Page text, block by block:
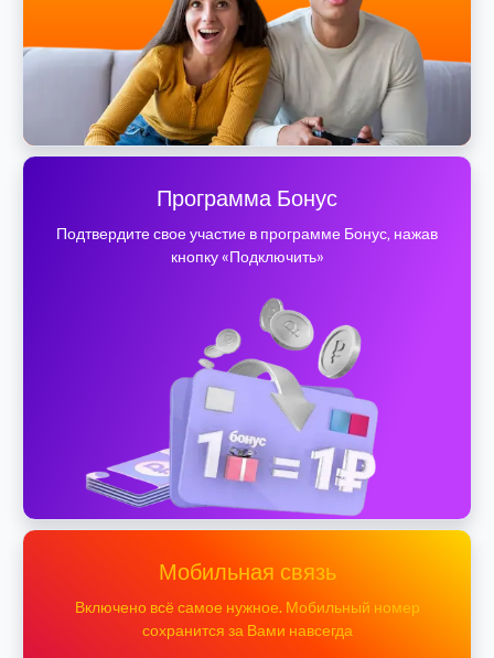
Программа Бонус
Подтвердите свое участие в программе Бонус, нажав
кнопку «Подключить»
Мобильная связь
Включено всё самое нужное. Мобильный номер
сохранится за Вами навсегда